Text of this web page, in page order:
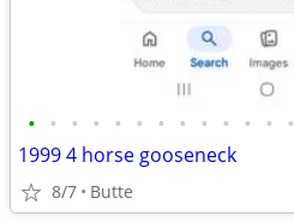
• • • • • • • • • • • • •
1999 4 horse gooseneck
8/7 Butte